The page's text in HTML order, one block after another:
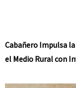
Cabañero Impulsa
el Medio Rural con